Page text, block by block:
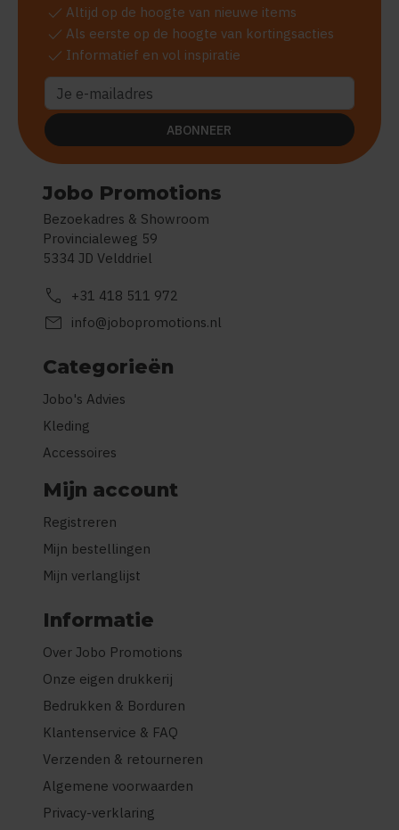
Jobo Promotions
Bezoekadres & Showroom
Provincialeweg 59
5334 JD Velddriel
call +31 418 511 972
mail info@jobopromotions.nl
Categorieën
Jobo's Advies
Kleding
Accessoires
Mijn account
Registreren
Mijn bestellingen
Mijn verlanglijst
Informatie
Over Jobo Promotions
Onze eigen drukkerij
Bedrukken & Borduren
Klantenservice & FAQ
Verzenden & retourneren
Algemene voorwaarden
Privacy-verklaring
check Altijd op de hoogte van nieuwe items
check Als eerste op de hoogte van kortingsacties
check Informatief en vol inspiratie
ABONNEER